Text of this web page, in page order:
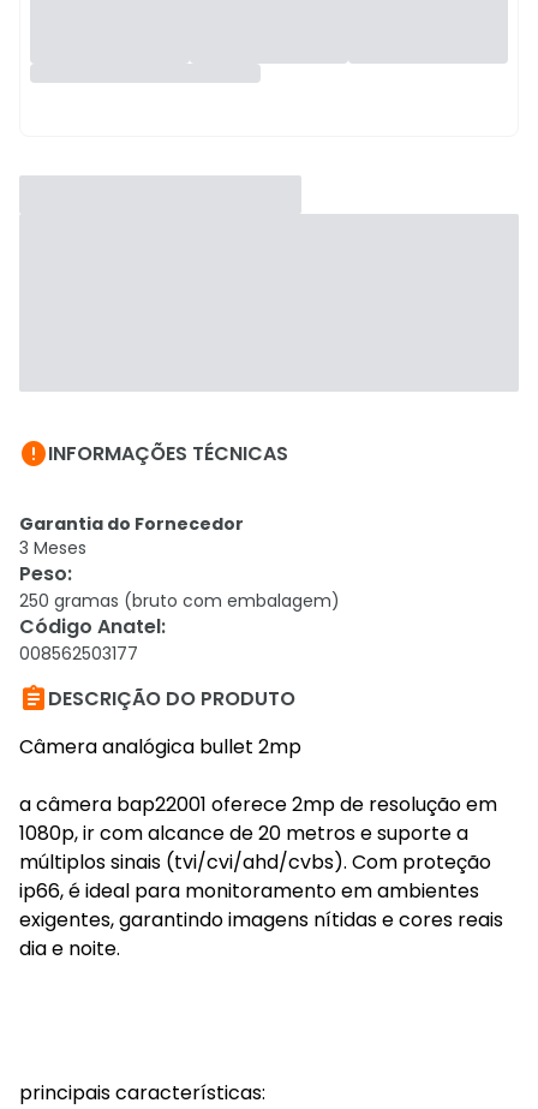
INFORMAÇÕES TÉCNICAS
Garantia do Fornecedor
3 Meses
Peso:
250 gramas (bruto com embalagem)
Código Anatel:
008562503177
DESCRIÇÃO DO PRODUTO
Câmera analógica bullet 2mp
a câmera bap22001 oferece 2mp de resolução em
1080p, ir com alcance de 20 metros e suporte a
múltiplos sinais (tvi/cvi/ahd/cvbs). Com proteção
ip66, é ideal para monitoramento em ambientes
exigentes, garantindo imagens nítidas e cores reais
dia e noite.
principais características: